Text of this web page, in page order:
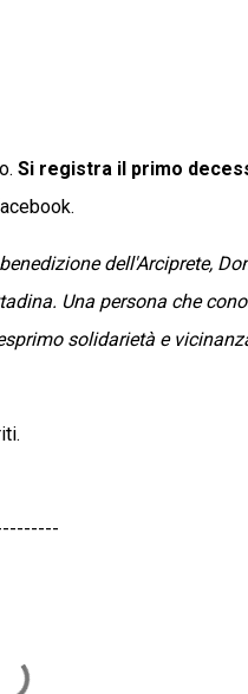
Si registra il primo
dell'Arciprete,
Una persona che
solidarietà e